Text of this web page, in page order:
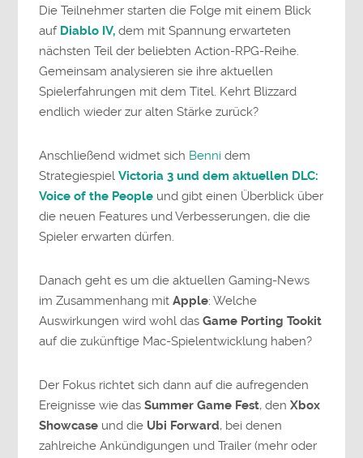
Die Teilnehmer starten die Folge mit einem Blick
auf Diablo IV, dem mit Spannung erwarteten
nächsten Teil der beliebten Action-RPG-Reihe.
Gemeinsam analysieren sie ihre aktuellen
Spielerfahrungen mit dem Titel. Kehrt Blizzard
endlich wieder zur alten Stärke zurück?
Anschließend widmet sich Benni dem
StrategiespielVictoria 3 und dem aktuellen DLC:
Voice of the People und gibt einen Überblick über
die neuen Features und Verbesserungen, die die
Spieler erwarten dürfen.
Danach geht es um die aktuellen Gaming-News
im Zusammenhang mitApple: Welche
Auswirkungen wird wohl dasGame Porting Tookit
auf die zukünftige Mac-Spielentwicklung haben?
Der Fokus richtet sich dann auf die aufregenden
Ereignisse wie dasSummer Game Fest, den Xbox
Showcase und die Ubi Forward, bei denen
zahlreiche Ankündigungen und Trailer (mehr oder